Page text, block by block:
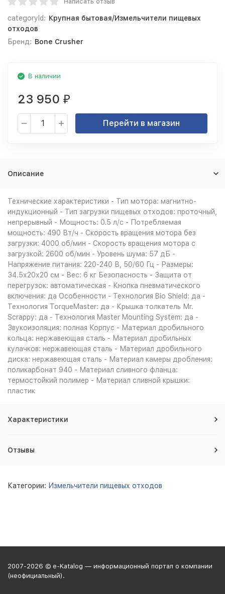
categoryId: Крупная бытовая/Измельчители пищевых
отходов
Бренд: Bone Crusher
В наличии
23 950 ₽
Перейти в магазин
Описание
Технические характеристики - Тип мотора: магнитно-
индукционный - Тип загрузки пищевых отходов: проточный,
непрерывный - Мощность: 0.5 л/с - Потребляемая
мощность: 490 Вт/ч - Скорость вращения мотора без
загрузки: 4000 об/мин - Скорость вращения мотора с
загрузкой: 2600 об/мин - Уровень шума: 57 дБ -
Напряжение питания: 220-240 В, 50/60 Гц - Размеры:
34.5х20х20 см - Вес: 6 кг Безопасность - Защита от
перегрузок: автоматическая - Кнопка пневматического
включения: да Особенности - Технология Bio Shield: да -
Технология TorqueMaster: да - Крышка толкатель Мr.
Scrappy: да - Технология Master Mounting System: да -
Звукоизоляция: полная Корпус - Материал дробильного
кольца: нержавеющая сталь - Материал дробильных
кулачков: нержавеющая сталь - Материал дробильного
диска: нержавеющая сталь - Материал камеры дробления:
поликарбонат 940 - Материал сливного фланца:
термостойкий полимер - Материал сливной крышки:
пластик
Характеристики
Отзывы
Категории: Измельчители пищевых отходов
2007-2026 © e-Katalog — информационный портал о компании
(неофициальный).